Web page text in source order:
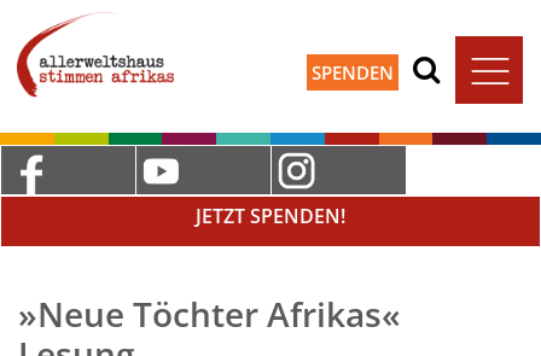
SPENDEN
JETZT SPENDEN!
»Neue Töchter Afrikas«